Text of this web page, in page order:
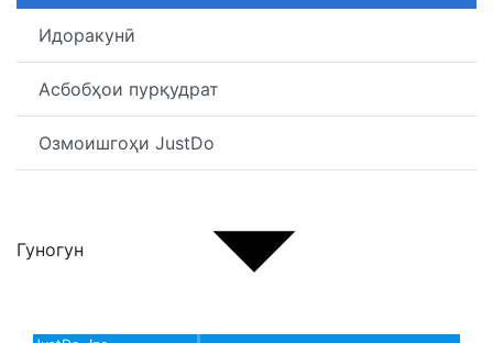
Идоракунӣ
Асбобҳои пурқудрат
Озмоишгоҳи JustDo
Гуногун